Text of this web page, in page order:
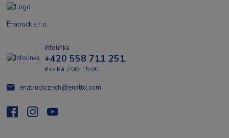
Enatruck s.r.o.
Infolinka
+420 558 711 251
Po- Pá 7:00- 15:00
enatruckczech@enaltd.com